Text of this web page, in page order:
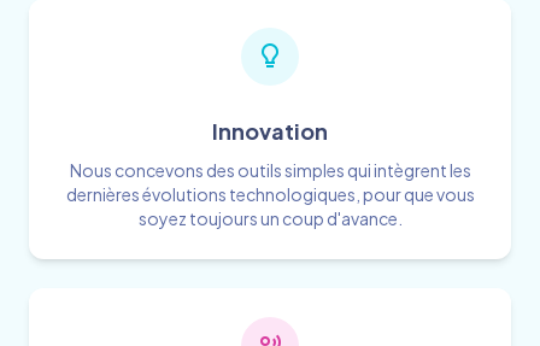
Innovation
Nous concevons des outils simples qui intègrent les
dernières évolutions technologiques, pour que vous
soyez toujours un coup d'avance.